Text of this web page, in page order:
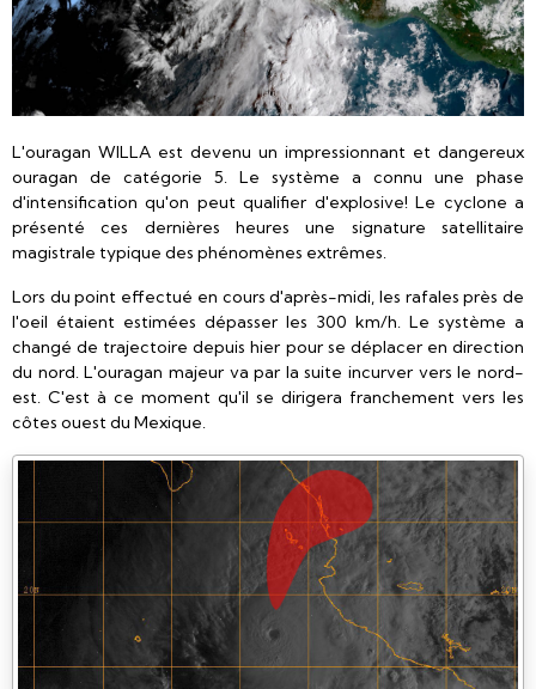
L'ouragan WILLA est devenu un impressionnant et dangereux
ouragan de catégorie 5. Le système a connu une phase
d'intensification qu'on peut qualifier d'explosive! Le cyclone a
présenté ces dernières heures une signature satellitaire
magistrale typique des phénomènes extrêmes.
Lors du point effectué en cours d'après-midi, les rafales près de
l'oeil étaient estimées dépasser les 300 km/h. Le système a
changé de trajectoire depuis hier pour se déplacer en direction
du nord. L'ouragan majeur va par la suite incurver vers le nord-
est. C'est à ce moment qu'il se dirigera franchement vers les
côtes ouest du Mexique.